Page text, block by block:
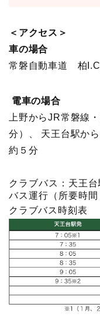
＜アクセス＞
車の場合
常磐自動車道 柏
電車の場合
上野からJR常磐線
分）、 天王台駅か
約５分
クラブバス：天王
バス運行（所要時間
クラブバス時刻表